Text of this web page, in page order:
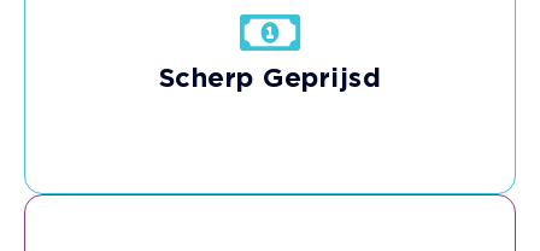
Scherp Geprijsd
Hoge kwaliteit voor een betaalbare prijs.